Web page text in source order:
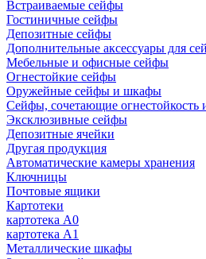
Встраиваемые сейфы
Гостиничные сейфы
Депозитные сейфы
Дополнительные аксессуары для
Мебельные и офисные сейфы
Огнестойкие сейфы
Оружейные сейфы и шкафы
Сейфы, сочетающие огнестойкость
Эксклюзивные сейфы
Депозитные ячейки
Другая продукция
Автоматические камеры хранения
Ключницы
Почтовые ящики
Картотеки
картотека А0
картотека А1
Металлические шкафы